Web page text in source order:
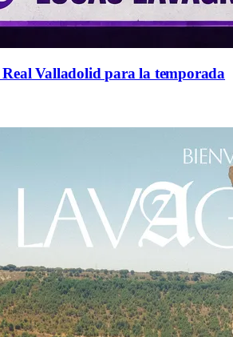
Real Valladolid para la temporada